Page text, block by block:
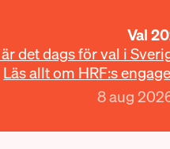
Val
det dags för val i
Läs allt om HRF:s
8 aug